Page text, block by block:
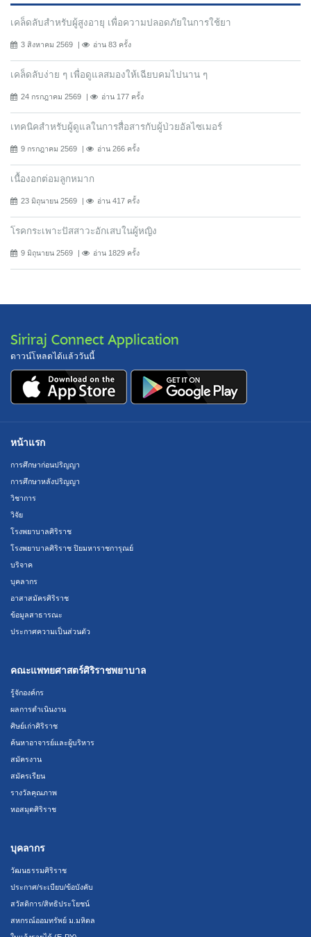
เคล็ดลับสำหรับผู้สูงอายุ เพื่อความปลอดภัยในการใช้ยา
3 สิงหาคม 2569 อ่าน 83 ครั้ง
เคล็ดลับง่าย ๆ เพื่อดูแลสมองให้เฉียบคมไปนาน ๆ
24 กรกฎาคม 2569 อ่าน 177 ครั้ง
เทคนิคสำหรับผู้ดูแลในการสื่อสารกับผู้ป่วยอัลไซเมอร์
9 กรกฎาคม 2569 อ่าน 266 ครั้ง
เนื้องอกต่อมลูกหมาก
23 มิถุนายน 2569 อ่าน 417 ครั้ง
โรคกระเพาะปัสสาวะอักเสบในผู้หญิง
9 มิถุนายน 2569 อ่าน 1829 ครั้ง
Siriraj Connect Application
ดาวน์โหลดได้แล้ววันนี้
หน้าแรก
การศึกษาก่อนปริญญา
การศึกษาหลังปริญญา
วิชาการ
วิจัย
โรงพยาบาลศิริราช
โรงพยาบาลศิริราช ปิยมหาราชการุณย์
บริจาค
บุคลากร
อาสาสมัครศิริราช
ข้อมูลสาธารณะ
ประกาศความเป็นส่วนตัว
คณะแพทยศาสตร์ศิริราชพยาบาล
รู้จักองค์กร
ผลการดำเนินงาน
ศิษย์เก่าศิริราช
ค้นหาอาจารย์และผู้บริหาร
สมัครงาน
สมัครเรียน
รางวัลคุณภาพ
หอสมุดศิริราช
บุคลากร
วัฒนธรรมศิริราช
ประกาศ/ระเบียบ/ข้อบังคับ
สวัสดิการ/สิทธิประโยชน์
สหกรณ์ออมทรัพย์ ม.มหิดล